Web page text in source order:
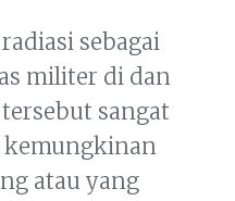
sebagai
militer di dan
sangat
atau yang